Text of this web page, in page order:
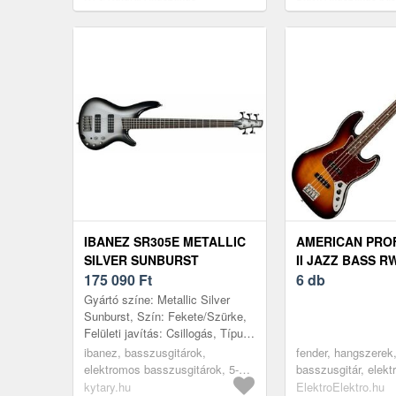
basszusgitár
IBANEZ SR305E METALLIC
SILVER SUNBURST
175 090 Ft
Gyártó színe: Metallic Silver
Sunburst, Szín: Fekete/Szürke,
Felületi javítás: Csillogás, Típus:
Modern Bass, Húrok száma: 5,
Test: Okoume, Top: Ne...
ibanez, basszusgitárok,
elektromos basszusgitárok, 5-
húros, modern bass
kytary.hu
AMERICAN
II JAZZ BASS
SUNBURST
6 db
fender, hangszerek,
basszusgitár,
basszusgitárok, 4
ElektroElektro.hu